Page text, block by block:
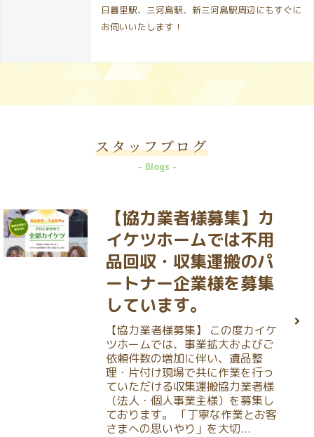
日暮里駅、三河島駅、新三河島駅周辺にもすぐに
お伺いいたします！
スタッフブログ
Blogs
【協力業者様募集】カ
イケツホームでは不用
品回収・収集運搬のパ
ートナー企業様を募集
しています。
【協力業者様募集】 この度カイケ
ツホームでは、事業拡大およびご
依頼件数の増加に伴い、遺品整
理・片付け現場で共に作業を行っ
ていただける収集運搬協力業者様
（法人・個人事業主様）を募集し
ております。 「丁寧な作業とお客
さまへの思いやり」を大切...